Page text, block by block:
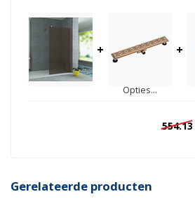
+
Opties...
+
554.13
Gerelateerde producten